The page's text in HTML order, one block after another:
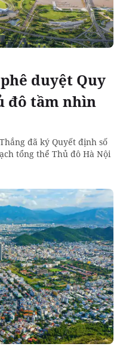
duyệt Quy
đô tầm nhìn
đã ký Quyết định số
tổng thể Thủ đô Hà Nội